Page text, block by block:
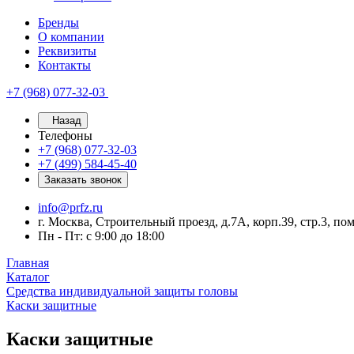
Бренды
О компании
Реквизиты
Контакты
+7 (968) 077-32-03
Назад
Телефоны
+7 (968) 077-32-03
+7 (499) 584-45-40
Заказать звонок
info@prfz.ru
г. Москва, Строительный проезд, д.7А, корп.39, стр.3,
Пн - Пт: с 9:00 до 18:00
Главная
Каталог
Средства индивидуальной защиты головы
Каски защитные
Каски защитные